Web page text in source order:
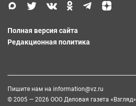
Полная версия сайта
Редакционная политика
Пишите нам на information@vz.ru
© 2005 — 2026 ООО Деловая газета «Взгляд»